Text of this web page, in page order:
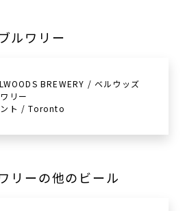
ブルワリー
BREWERY / ベルウッズ
リー
ント / Toronto
リーの他のビール